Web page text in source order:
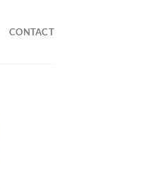
CONTACT